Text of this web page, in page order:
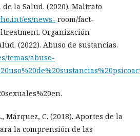
la Salud. (2020). Maltrato
es/news- room/fact-
Organización
(2022). Abuso de sustancias.
temas/abuso-
Márquez, C. (2018). Aportes de la
la comprensión de las